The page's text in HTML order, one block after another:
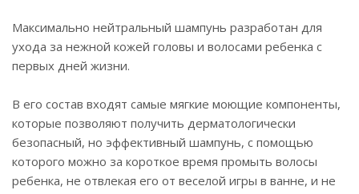
Максимально нейтральный шампунь разработан для
ухода за нежной кожей головы и волосами ребенка с
первых дней жизни.
В его состав входят самые мягкие моющие компоненты,
которые позволяют получить дерматологически
безопасный, но эффективный шампунь, с помощью
которого можно за короткое время промыть волосы
ребенка, не отвлекая его от веселой игры в ванне, и не